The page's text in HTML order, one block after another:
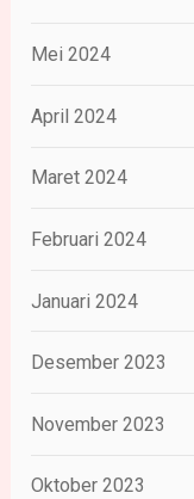
Mei 2024
April 2024
Maret 2024
Februari 2024
Januari 2024
Desember 2023
November 2023
Oktober 2023